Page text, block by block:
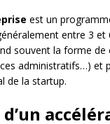
est un
entre 3
souvent la forme
administratifs…) et
de la startup.